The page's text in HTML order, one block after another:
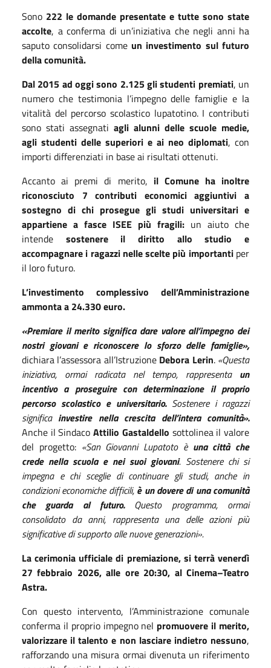
Sono 222 le domande presentate e tutte sono state
accolte, a conferma di un’iniziativa che negli anni ha
saputo consolidarsi come un investimento sul futuro
della comunità.
Dal 2015 ad oggi sono 2.125 gli studenti premiati, un
numero che testimonia l’impegno delle famiglie e la
vitalità del percorso scolastico lupatotino. I contributi
sono stati assegnati agli alunni delle scuole medie,
agli studenti delle superiori e ai neo diplomati, con
importi differenziati in base ai risultati ottenuti.
Accanto ai premi di merito, il Comune ha inoltre
riconosciuto 7 contributi economici aggiuntivi a
sostegno di chi prosegue gli studi universitari e
appartiene a fasce ISEE più fragili: un aiuto che
intende sostenere il diritto allo studio e
accompagnare i ragazzi nelle scelte più importanti per
il loro futuro.
L’investimento complessivo dell’Amministrazione
ammonta a 24.330 euro.
«Premiare il merito significa dare valore all’impegno dei
nostri giovani e riconoscere lo sforzo delle famiglie»,
dichiara l’assessora all’IstruzioneDebora Lerin. «Questa
iniziativa, ormai radicata nel tempo, rappresenta un
incentivo a proseguire con determinazione il proprio
percorso scolastico e universitario.Sostenere i ragazzi
significa investire nella crescita dell’intera comunità».
Anche il SindacoAttilio Gastaldello sottolinea il valore
del progetto:«San Giovanni Lupatoto è una città che
crede nella scuola e nei suoi giovani. Sostenere chi si
impegna e chi sceglie di continuare gli studi, anche in
condizioni economiche difficili,è un dovere di una comunità
che guarda al futuro.Questo programma, ormai
consolidato da anni, rappresenta una delle azioni più
significative di supporto alle nuove generazioni».
La cerimonia ufficiale di premiazione, si terrà venerdì
27 febbraio 2026, alle ore 20:30, al Cinema–Teatro
Astra.
Con questo intervento, l’Amministrazione comunale
conferma il proprio impegno nel promuovere il merito,
valorizzare il talento e non lasciare indietro nessuno,
rafforzando una misura ormai divenuta un riferimento